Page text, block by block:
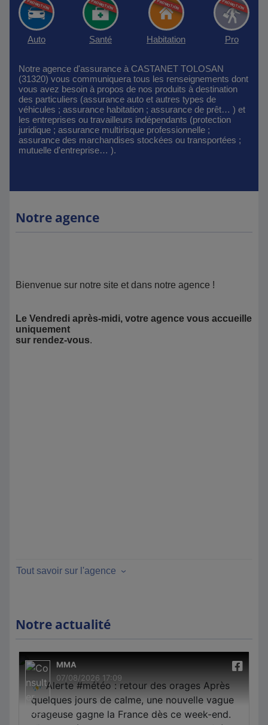
Auto Santé Habitation Pro
Notre agence d'assurance à CASTANET TOLOSAN
(31320) vous communiquera tous les renseignements dont
vous avez besoin à propos de nos produits à destination
des particuliers (assurance auto et autres types de
véhicules ; assurance habitation ; assurance de prêt… ) et
les entreprises ou travailleurs indépendants (protection
juridique ; assurance multirisque professionnelle ;
assurance des marchandises stockées ou transportées ;
mutuelle d'entreprise… ).
Notre agence
Bienvenue sur notre site et dans notre agence !
Le Vendredi après-midi, votre agence vous accueille
uniquement
sur rendez-vous.
Tout savoir sur l'agence
Notre actualité